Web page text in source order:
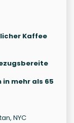
Kaffee
mehr als 65
NYC